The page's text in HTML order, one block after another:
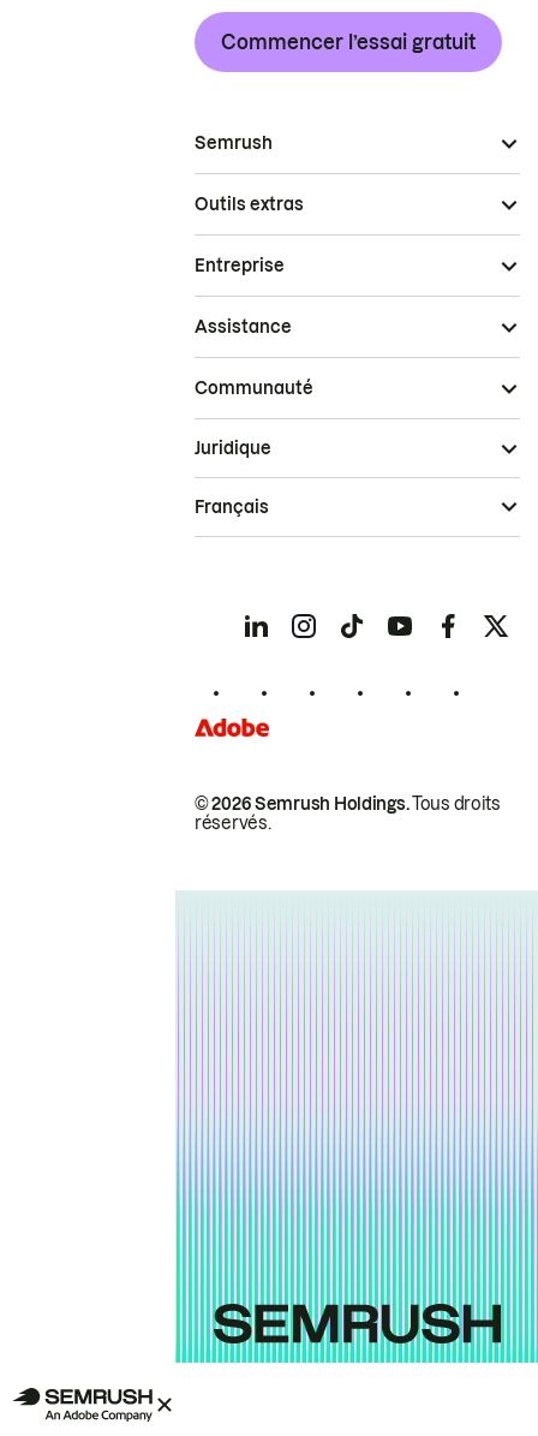
Commencer l’essai gratuit
Semrush
Outils extras
Entreprise
Assistance
Communauté
© 2026 Semrush Holdings.Tous droits
réservés.
Juridique
Français